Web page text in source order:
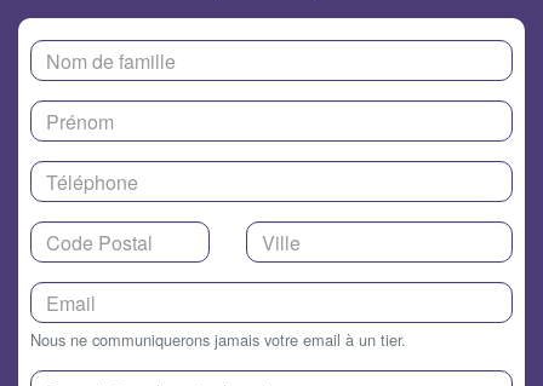
Nous ne communiquerons jamais votre email à un tier.